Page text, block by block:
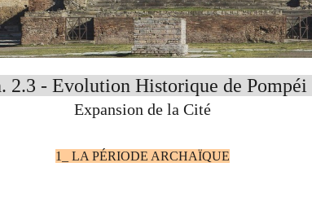
2.3 - Evolution Historique de Pompéi
Expansion de la Cité
1_ LA PÉRIODE ARCHAÏQUE